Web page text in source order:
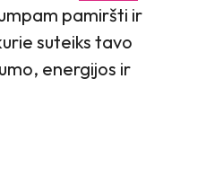
pamiršti ir
suteiks tavo
energijos ir